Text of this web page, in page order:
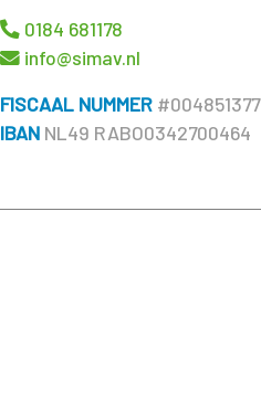
0184 681178
info@simav.nl
FISCAAL NUMMER#004851377
IBAN NL49 RABO0342700464